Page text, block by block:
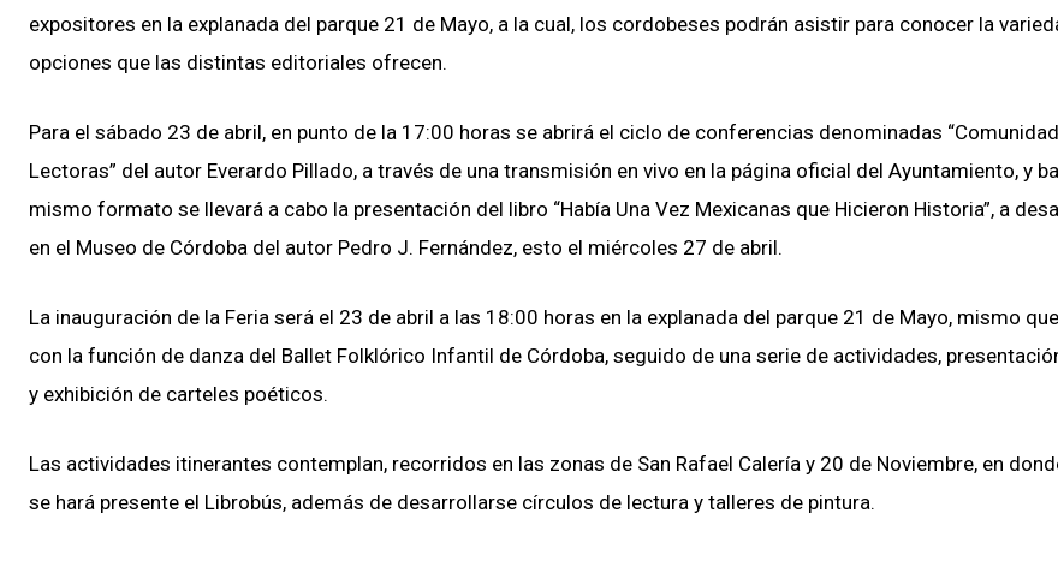
expositores en la explanada del parque 21 de Mayo, a la cual, los cordobeses podrán asistir para conocer la
opciones que las distintas editoriales ofrecen.
Para el sábado 23 de abril, en punto de la 17:00 horas se abrirá el ciclo de conferencias denominadas
Lectoras” del autor Everardo Pillado, a través de una transmisión en vivo en la página oficial del Ayuntamiento, y
mismo formato se llevará a cabo la presentación del libro “Había Una Vez Mexicanas que Hicieron Historia”, a
en el Museo de Córdoba del autor Pedro J. Fernández, esto el miércoles 27 de abril.
La inauguración de la Feria será el 23 de abril a las 18:00 horas en la explanada del parque 21 de Mayo, mismo
con la función de danza del Ballet Folklórico Infantil de Córdoba, seguido de una serie de actividades,
y exhibición de carteles poéticos.
Las actividades itinerantes contemplan, recorridos en las zonas de San Rafael Calería y 20 de Noviembre, en
se hará presente el Librobús, además de desarrollarse círculos de lectura y talleres de pintura.